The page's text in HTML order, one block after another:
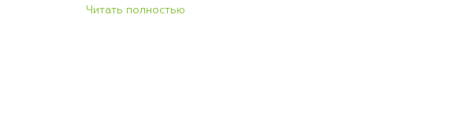
Понять, как пользоваться стайлером Dyson
Читать полностью